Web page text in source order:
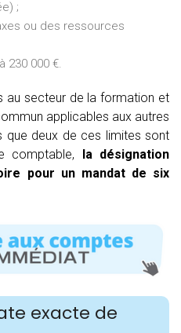
;
ou des ressources
230 000 €.
au secteur de la formation et
applicables aux autres
deux de ces limites sont
comptable, la désignation
pour un mandat de six
exacte de